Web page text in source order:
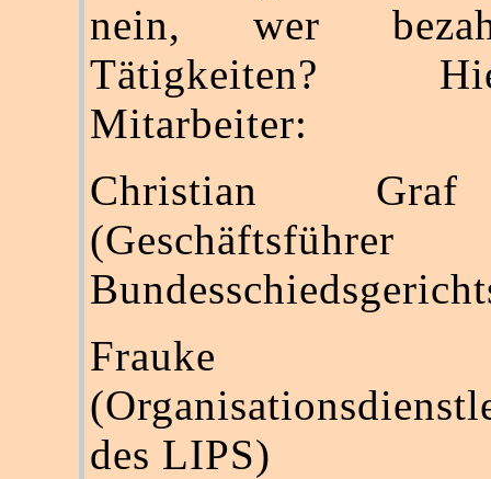
nein, wer
Tätigkeiten?
Mitarbeiter:
Christian
Frauke
des LIPS)